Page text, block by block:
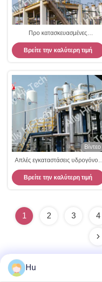
Προ κατασκευασμένες
εγκαταστάσεις υδρογόνου
ολισθήσεων από τη μεθανόλη
καμία περιβαλλοντική ρύπανση
Βρείτε την καλύτερη τιμή
Βίντεο
Απλές εγκαταστάσεις υδρογόνου
διαμόρφωσης από τη μικρή
κατανάλωση ενέργειας μεθανόλης
Βρείτε την καλύτερη τιμή
1 2 3 4
Hu